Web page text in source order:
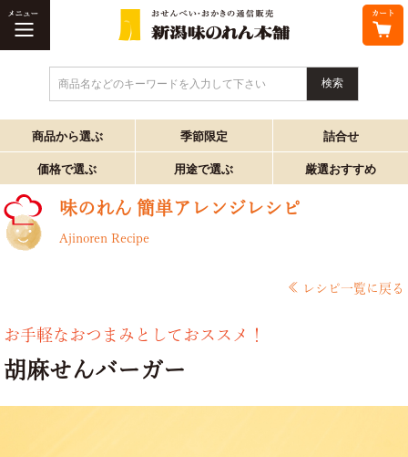
商品名などのキーワードを入力して下さい
商品から選ぶ 季節限定 詰合せ
価格で選ぶ 用途で選ぶ 厳選おすすめ
味のれん 簡単アレンジレシピ
Ajinoren Recipe
お手軽なおつまみとしておススメ！
胡麻せんバーガー
レシピ一覧に戻る